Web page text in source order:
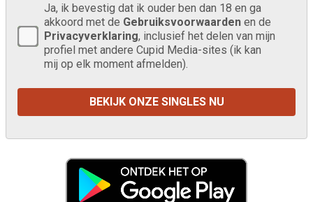
Ja, ik bevestig dat ik ouder ben dan 18 en ga
akkoord met de Gebruiksvoorwaarden en de
Privacyverklaring, inclusief het delen van mijn
profiel met andere Cupid Media-sites (ik kan
mij op elk moment afmelden).